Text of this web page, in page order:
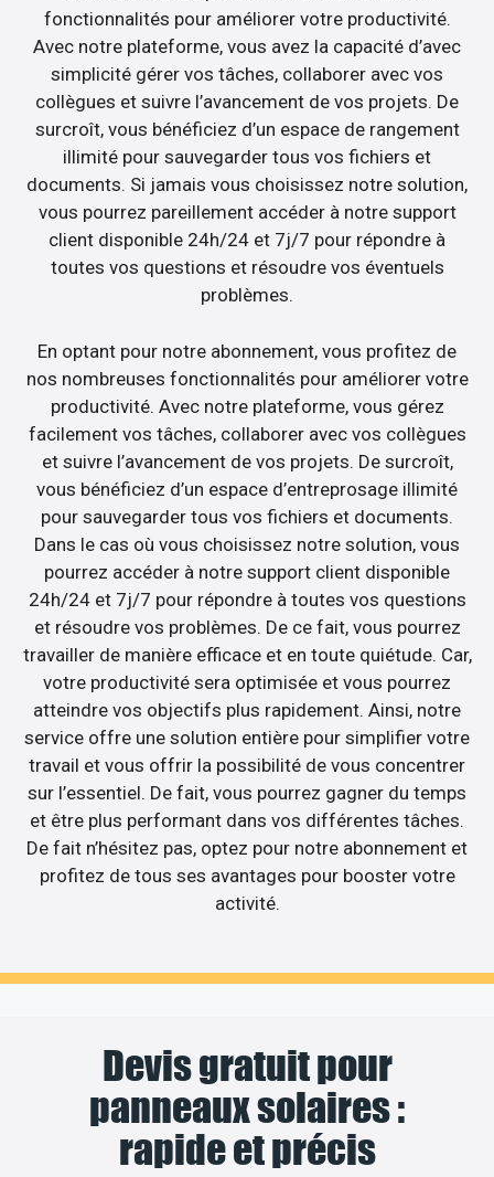
fonctionnalités pour améliorer votre productivité.
Avec notre plateforme, vous avez la capacité d’avec
simplicité gérer vos tâches, collaborer avec vos
collègues et suivre l’avancement de vos projets. De
surcroît, vous bénéficiez d’un espace de rangement
illimité pour sauvegarder tous vos fichiers et
documents. Si jamais vous choisissez notre solution,
vous pourrez pareillement accéder à notre support
client disponible 24h/24 et 7j/7 pour répondre à
toutes vos questions et résoudre vos éventuels
problèmes.
En optant pour notre abonnement, vous profitez de
nos nombreuses fonctionnalités pour améliorer votre
productivité. Avec notre plateforme, vous gérez
facilement vos tâches, collaborer avec vos collègues
et suivre l’avancement de vos projets. De surcroît,
vous bénéficiez d’un espace d’entreprosage illimité
pour sauvegarder tous vos fichiers et documents.
Dans le cas où vous choisissez notre solution, vous
pourrez accéder à notre support client disponible
24h/24 et 7j/7 pour répondre à toutes vos questions
et résoudre vos problèmes. De ce fait, vous pourrez
travailler de manière efficace et en toute quiétude. Car,
votre productivité sera optimisée et vous pourrez
atteindre vos objectifs plus rapidement. Ainsi, notre
service offre une solution entière pour simplifier votre
travail et vous offrir la possibilité de vous concentrer
sur l’essentiel. De fait, vous pourrez gagner du temps
et être plus performant dans vos différentes tâches.
De fait n’hésitez pas, optez pour notre abonnement et
profitez de tous ses avantages pour booster votre
activité.
Devis gratuit pour
panneaux solaires :
rapide et précis